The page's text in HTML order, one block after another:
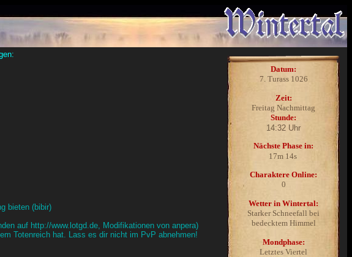
Datum:
7. Turass 1026
Zeit:
Freitag Nachmittag
Stunde:
Nächste Phase in:
Charaktere Online:
0
Wetter in Wintertal:
Starker Schneefall bei
bedecktem Himmel
Mondphase:
Letztes Viertel
bieten (bibir)
auf http://www.lotgd.de, Modifikationen von anpera)
Totenreich hat. Lass es dir nicht im PvP abnehmen!